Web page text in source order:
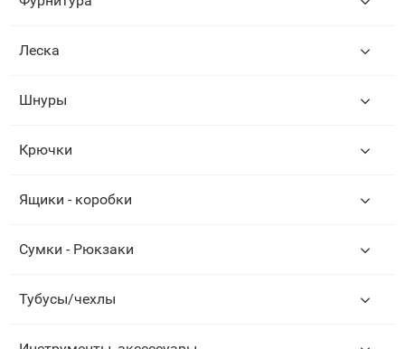
Леска
Шнуры
Крючки
Ящики - коробки
Сумки - Рюкзаки
Тубусы/чехлы